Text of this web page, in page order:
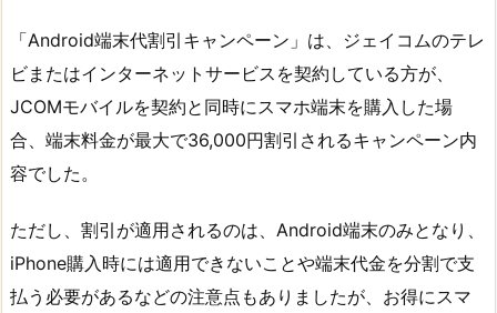
「Android端末代割引キャンペーン」は、ジェイコムのテレ
ビまたはインターネットサービスを契約している方が、
JCOMモバイルを契約と同時にスマホ端末を購入した場
合、端末料金が最大で36,000円割引されるキャンペーン内
容でした。
ただし、割引が適用されるのは、Android端末のみとなり、
iPhone購入時には適用できないことや端末代金を分割で支
払う必要があるなどの注意点もありましたが、お得にスマ